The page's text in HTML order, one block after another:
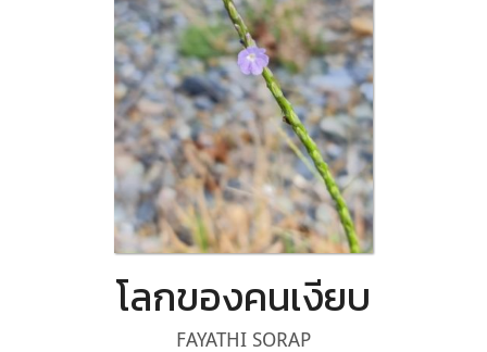
โลกของคนเงียบ
FAYATHI SORAP